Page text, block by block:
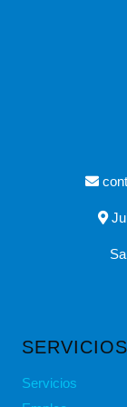
SERVICIOS
Servicios